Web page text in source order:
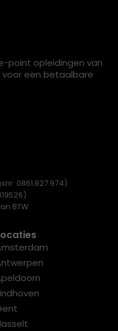
point opleidingen van
een betaalbare
0861.827.974)
BTW